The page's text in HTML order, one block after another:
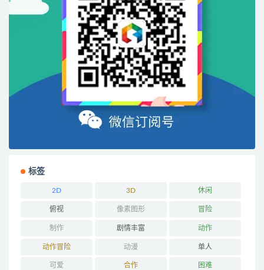
标签
2D 3D 休闲
俯视 像素图形 冒险
制作 剧情丰富 动作
动作冒险 动漫 单人
可爱 合作 困难